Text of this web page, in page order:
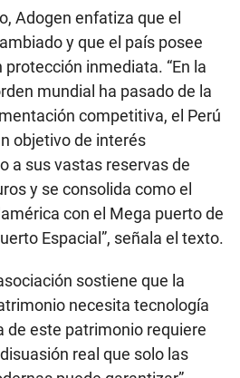
a sus vastas reservas de
y se consolida como el
con el Mega puerto de
Espacial”, señala el texto.
sostiene que la
necesita tecnología
de este patrimonio requiere
real que solo las
puede garantizar”.
al 93.474%: sigue el
con miras a la segunda
al argumento de la